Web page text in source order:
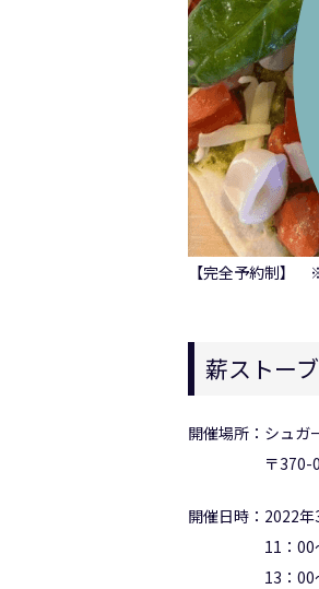
【完全予約制】
薪ストー
開催場所：シュガ
〒370-0074
開催日時：2022
11：00
13：00